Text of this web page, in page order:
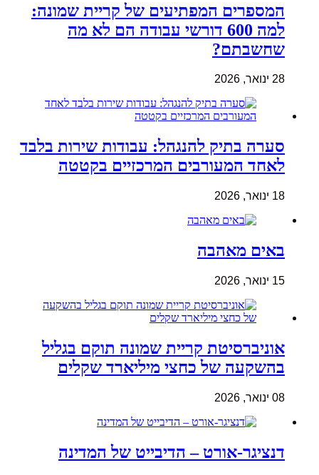
המספרים המפתיעים של קריית שמונה:
למה 600 דורשי עבודה הם לא מה
שחשבתם?
28 ינואר, 2026
סערה בתיק להנגהל: עבודות שירות בלבד
לאחד המעורבים המרכזיים בקטטה
18 ינואר, 2026
באים מאהבה
15 ינואר, 2026
אוניברסיטת קריית שמונה תוקם בגליל
בהשקעה של כחצי מיליארד שקלים
08 ינואר, 2026
דנציגר-אורט – הדיבייט של המדינה